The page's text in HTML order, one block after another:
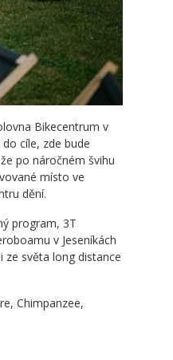
Bikecentrum v
cíle, zde bude
po náročném švihu
místo ve
dění.
program, 3T
v Jeseníkách
světa long distance
Chimpanzee,